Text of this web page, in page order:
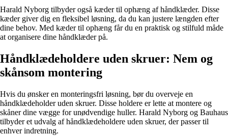
Harald Nyborg tilbyder også kæder til ophæng af håndklæder. Disse
kæder giver dig en fleksibel løsning, da du kan justere længden efter
dine behov. Med kæder til ophæng får du en praktisk og stilfuld måde
at organisere dine håndklæder på.
Håndklædeholdere uden skruer: Nem og
skånsom montering
Hvis du ønsker en monteringsfri løsning, bør du overveje en
håndklædeholder uden skruer. Disse holdere er lette at montere og
skåner dine vægge for unødvendige huller. Harald Nyborg og Bauhaus
tilbyder et udvalg af håndklædeholdere uden skruer, der passer til
enhver indretning.